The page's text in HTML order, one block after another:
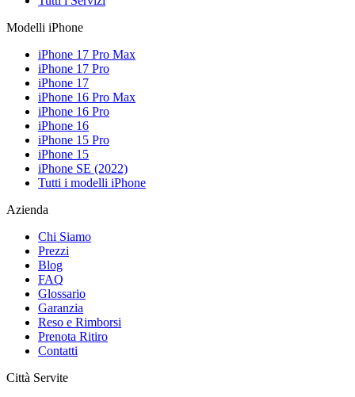
Modelli iPhone
iPhone 17 Pro Max
iPhone 17 Pro
iPhone 17
iPhone 16 Pro Max
iPhone 16 Pro
iPhone 16
iPhone 15 Pro
iPhone 15
iPhone SE (2022)
Tutti i modelli iPhone
Azienda
Chi Siamo
Prezzi
Blog
FAQ
Glossario
Garanzia
Reso e Rimborsi
Prenota Ritiro
Contatti
Città Servite